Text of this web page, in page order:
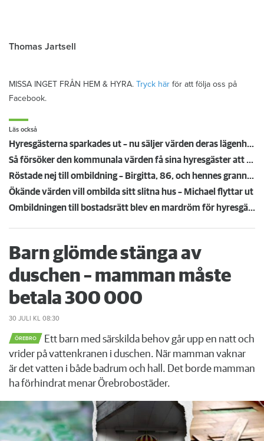
Thomas Jartsell
MISSA INGET FRÅN HEM & HYRA. Tryck här för att följa oss på
Facebook.
Läs också
Hyresgästerna sparkades ut – nu säljer värden deras lägenheter
Så försöker den kommunala värden få sina hyresgäster att flytta
Röstade nej till ombildning – Birgitta, 86, och hennes grannar pressades att köpa eller flytta
Ökände värden vill ombilda sitt slitna hus – Michael flyttar ut
Ombildningen till bostadsrätt blev en mardröm för hyresgästerna – ansvarig politiker: ”En fråga för bostadsrättsföreningen”
Barn glömde stänga av
duschen – mamman måste
betala 300 000
30 JULI KL 08:30
ÖREBRO
Ett barn med särskilda behov går upp en natt och
vrider på vattenkranen i duschen. När mamman vaknar
är det vatten i både badrum och hall. Det borde mamman
ha förhindrat menar Örebrobostäder.